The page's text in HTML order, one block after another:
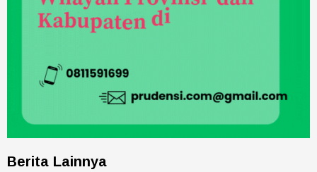
Berita Lainnya